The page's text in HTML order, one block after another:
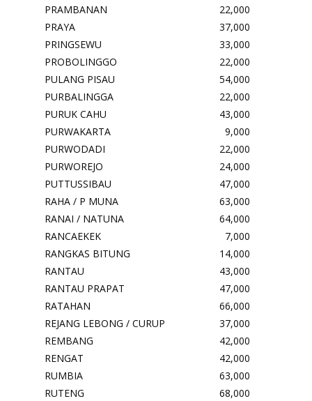
PRAMBANAN
22,000
PRAYA
37,000
PRINGSEWU
33,000
PROBOLINGGO
22,000
PULANG PISAU
54,000
PURBALINGGA
22,000
PURUK CAHU
43,000
PURWAKARTA
9,000
PURWODADI
22,000
PURWOREJO
24,000
PUTTUSSIBAU
47,000
RAHA / P MUNA
63,000
RANAI / NATUNA
64,000
RANCAEKEK
7,000
RANGKAS BITUNG
14,000
RANTAU
43,000
RANTAU PRAPAT
47,000
RATAHAN
66,000
REJANG LEBONG / CURUP
37,000
REMBANG
42,000
RENGAT
42,000
RUMBIA
63,000
RUTENG
68,000